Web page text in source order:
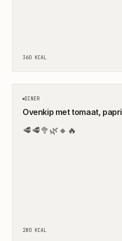
360 KCAL
DINER
Ovenkip met tomaat,
🥩🥩🥦🌿🔸 🔥
280 KCAL